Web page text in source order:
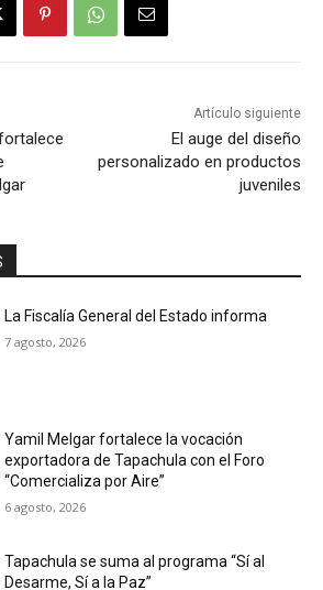
Artículo siguiente
El auge del diseño
personalizado en productos
juveniles
La Fiscalía General del Estado informa
7 agosto, 2026
Yamil Melgar fortalece la vocación
exportadora de Tapachula con el Foro
“Comercializa por Aire”
6 agosto, 2026
Tapachula se suma al programa “Sí al
Desarme, Sí a la Paz”